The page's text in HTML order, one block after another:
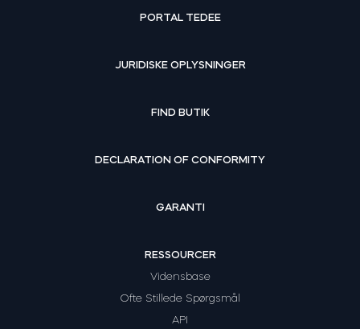
PORTAL TEDEE
JURIDISKE OPLYSNINGER
FIND BUTIK
DECLARATION OF CONFORMITY
GARANTI
RESSOURCER
Vidensbase
Ofte Stillede Spørgsmål
API